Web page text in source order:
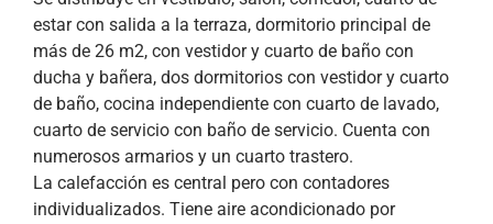
estar con salida a la terraza, dormitorio principal de
más de 26 m2, con vestidor y cuarto de baño con
ducha y bañera, dos dormitorios con vestidor y cuarto
de baño, cocina independiente con cuarto de lavado,
cuarto de servicio con baño de servicio. Cuenta con
numerosos armarios y un cuarto trastero.
La calefacción es central pero con contadores
individualizados. Tiene aire acondicionado por